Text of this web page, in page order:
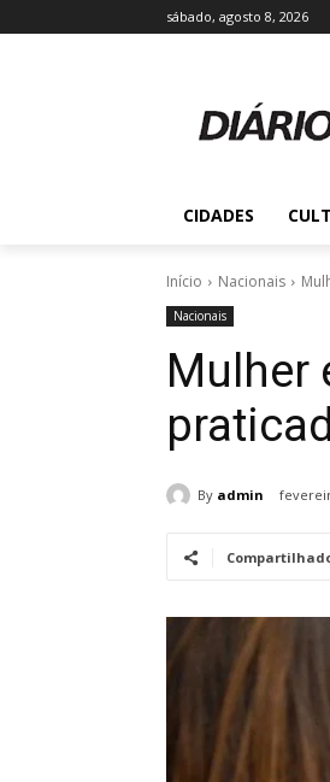
sábado, agosto 8, 2026
CIDADES
Início Nacionais
Nacionais
Mulher
By admin